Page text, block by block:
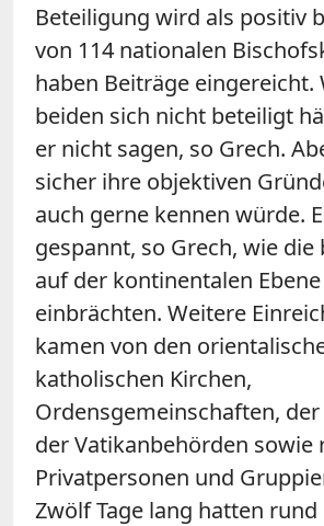
Beteiligung wird als positiv
von 114 nationalen
haben Beiträge eingereicht.
beiden sich nicht beteiligt
er nicht sagen, so Grech.
sicher ihre objektiven
auch gerne kennen würde.
gespannt, so Grech, wie die
auf der kontinentalen Ebene
einbrächten. Weitere
kamen von den
katholischen Kirchen,
Ordensgemeinschaften,
der Vatikanbehörden sowie
Privatpersonen und
Zwölf Tage lang hatten rund